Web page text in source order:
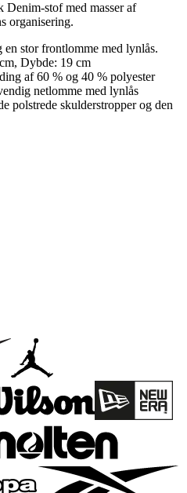
Denim-stof med masser af
organisering.
stor frontlomme med lynlås.
Dybde: 19 cm
af 60 % og 40 % polyester
netlomme med lynlås
polstrede skulderstropper og den